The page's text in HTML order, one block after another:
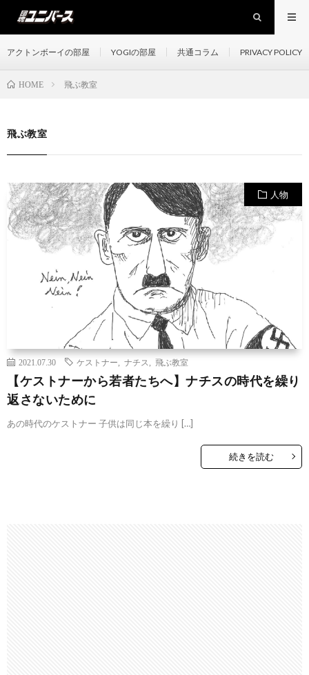
アクトンボーイの部屋 YOGIの部屋 共通コラム PRIVACY POLICY
HOME 飛ぶ教室
飛ぶ教室
人物
2021.07.30 ケストナー ナチス 飛ぶ教室
【ケストナーから若者たちへ】ナチスの時代を繰り
返さないために
あの時代のケストナー 子供は同じ本を繰り […]
続きを読む